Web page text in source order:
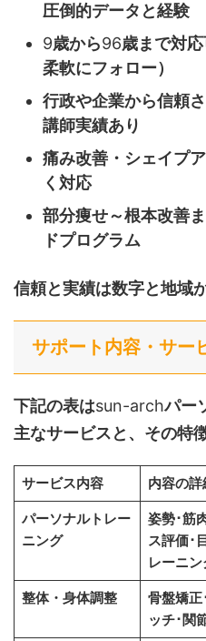
圧倒的データと経験
9歳から96歳まで対
柔軟にフォロー）
行政や企業から信頼
講師実績あり
痛み改善・シェイプ
く対応
部分痩せ～根本改善
ドプログラム
信頼と実績は数字と地域
サポート内容・サー
下記の表はsun-archパー
主なサービスと、その特
サービス内容 内容の詳
パーソナルトレー
ニング
姿勢･筋
ス評価･
レーニン
整体・身体調整
骨盤矯正
ッチ･関